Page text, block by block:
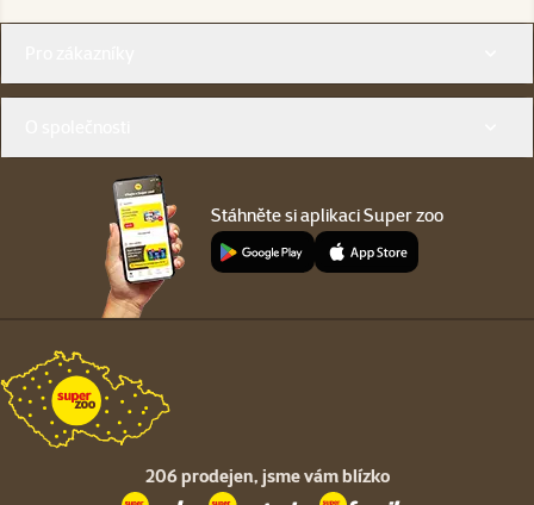
Stáhněte si aplikaci Super zoo
206 prodejen, jsme vám blízko